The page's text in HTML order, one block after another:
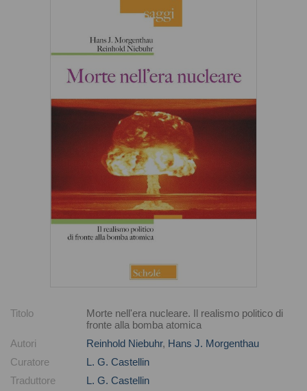
Titolo
Morte nell'era nucleare. Il realismo politico di
fronte alla bomba atomica
Autori
Reinhold Niebuhr, Hans J. Morgenthau
Curatore
L. G. Castellin
Traduttore
L. G. Castellin